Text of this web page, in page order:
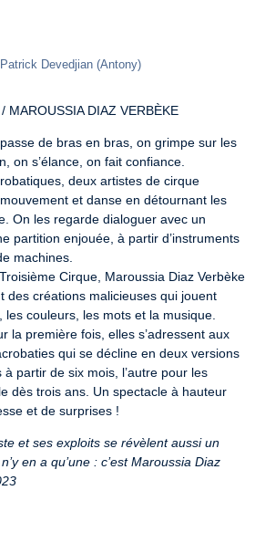
Devedjian (Antony)
MAROUSSIA DIAZ VERBÈKE
de bras en bras, on grimpe sur les
on s’élance, on fait confiance.
deux artistes de cirque
et danse en détournant les
On les regarde dialoguer avec un
partition enjouée, à partir d’instruments
machines.
Cirque, Maroussia Diaz Verbèke
des créations malicieuses qui jouent
couleurs, les mots et la musique.
la première fois, elles s’adressent aux
qui se décline en deux versions
à partir de six mois, l’autre pour les
dès trois ans. Un spectacle à hauteur
et de surprises !
et ses exploits se révèlent aussi un
en a qu’une : c’est Maroussia Diaz